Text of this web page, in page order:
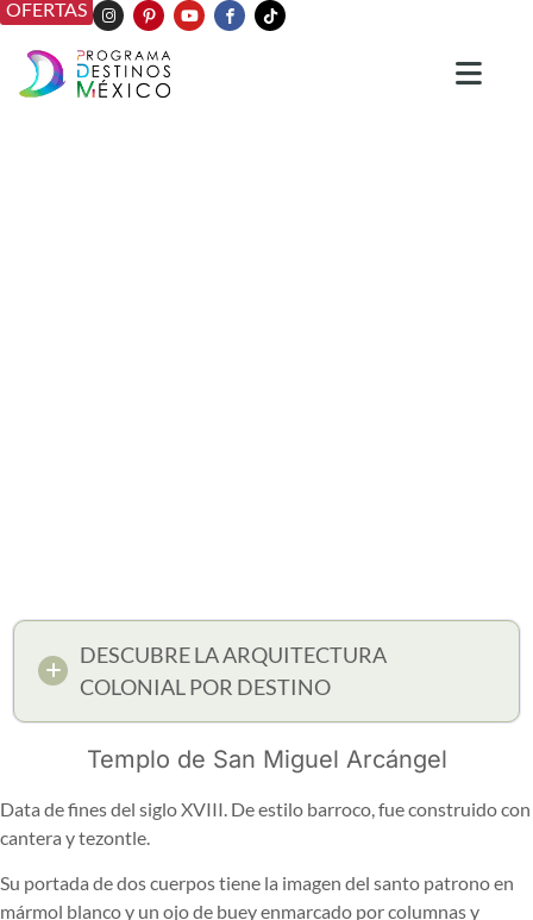
OFERTAS
DESCUBRE LA ARQUITECTURA
COLONIAL POR DESTINO
Templo de San Miguel Arcángel
Data de fines del siglo XVIII. De estilo barroco, fue construido con
cantera y tezontle.
Su portada de dos cuerpos tiene la imagen del santo patrono en
mármol blanco y un ojo de buey enmarcado por columnas y